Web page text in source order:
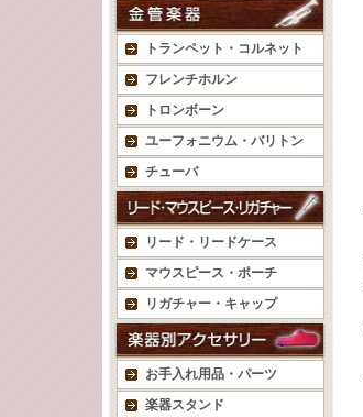
トランペット・コルネット
フレンチホルン
トロンボーン
ユーフォニウム・バリトン
チューバ
リード・リードケース
マウスピース・ポーチ
リガチャー・キャップ
お手入れ用品・パーツ
楽器スタンド